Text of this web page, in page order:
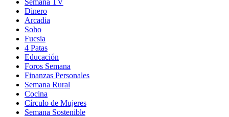
Dinero
Arcadia
Soho
in
new
window
Fucsia
in
new
window
4 Patas
Educación
Foros Semana
Finanzas Personales
Semana Rural
Cocina
Círculo de Mujeres
Semana Sostenible